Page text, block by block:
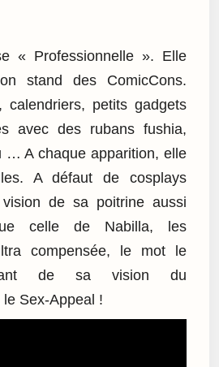
« Professionnelle ». Elle
stand des ComicCons.
calendriers, petits gadgets
avec des rubans fushia,
… A chaque apparition, elle
A défaut de cosplays
de sa poitrine aussi
celle de Nabilla, les
compensée, le mot le
de sa vision du
Sex-Appeal !